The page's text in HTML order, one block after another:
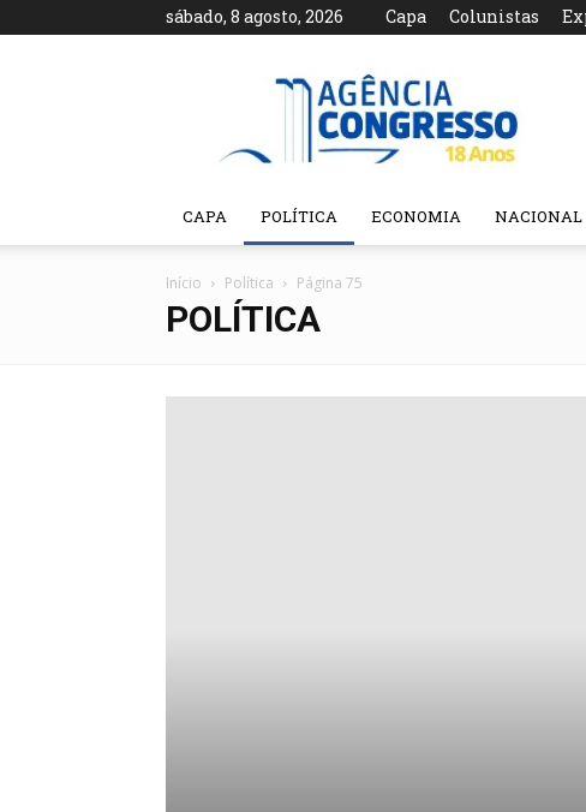
sábado, 8 agosto, 2026 Capa Colunistas
Agência
CAPA POLÍTICA ECONOMIA NACIONAL
Início Política Página 75
POLÍTICA